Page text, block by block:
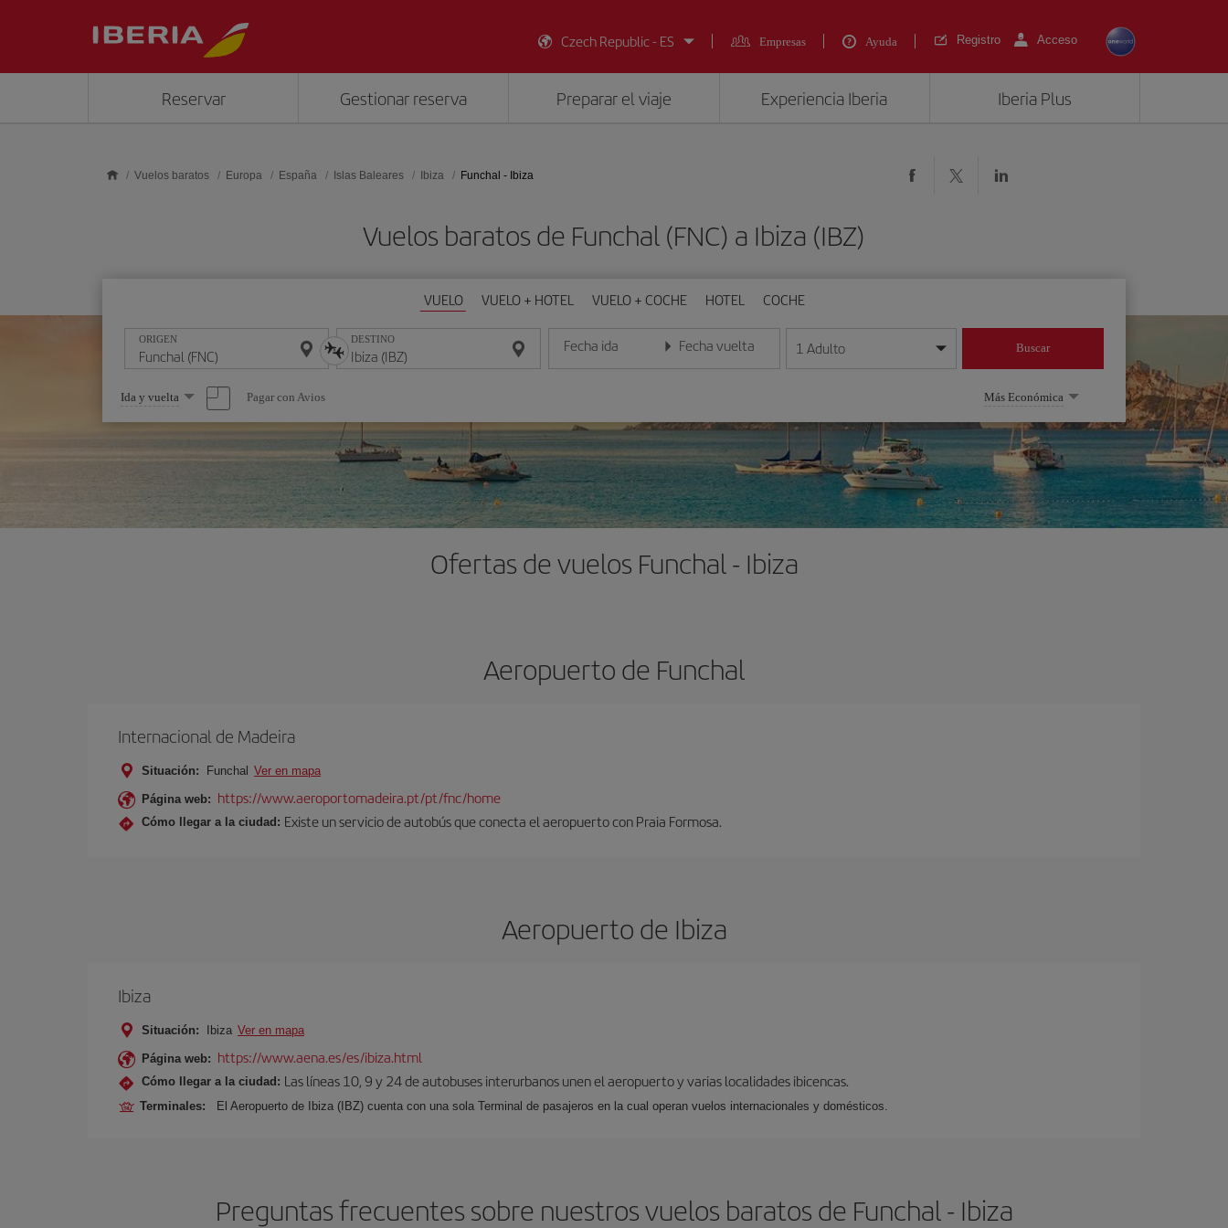
Czech Republic - ES
Empresas Ayuda Registro Acceso
Reservar Gestionar reserva Preparar el viaje Experiencia Iberia Iberia Plus
Vuelos baratos Europa España Islas Baleares Ibiza Funchal - Ibiza
Vuelos baratos de Funchal (FNC) a Ibiza (IBZ)
VUELO VUELO + HOTEL VUELO + COCHE HOTEL COCHE
ORIGEN DESTINO Fecha ida
Introduce la fecha en formato día/mes/año
Fecha vuelta
Introduce la fecha en formato día/mes/año
1 Adulto Buscar
Seleccione
una
opción
Ida y vuelta Pagar con Avios Más Económica
Ofertas de vuelos Funchal - Ibiza
Aeropuerto de Funchal
Internacional de Madeira
Situación: Funchal Ver en mapa
Página web: https://www.aeroportomadeira.pt/pt/fnc/home
Cómo llegar a la ciudad: Existe un servicio de autobús que conecta el aeropuerto con Praia Formosa.
Aeropuerto de Ibiza
Ibiza
Situación: Ibiza Ver en mapa
Página web: https://www.aena.es/es/ibiza.html
Cómo llegar a la ciudad: Las líneas 10, 9 y 24 de autobuses interurbanos unen el aeropuerto y varias localidades ibicencas.
Terminales: El Aeropuerto de Ibiza (IBZ) cuenta con una sola Terminal de pasajeros en la cual operan vuelos internacionales y domésticos.
Preguntas frecuentes sobre nuestros vuelos baratos de Funchal - Ibiza